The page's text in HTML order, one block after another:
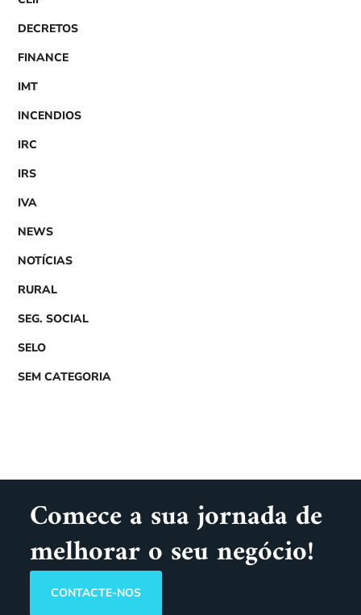
DECRETOS
FINANCE
IMT
INCENDIOS
IRC
IRS
IVA
NEWS
NOTÍCIAS
RURAL
SEG. SOCIAL
SELO
SEM CATEGORIA
Comece a sua jornada de
melhorar o seu negócio!
CONTACTE-NOS